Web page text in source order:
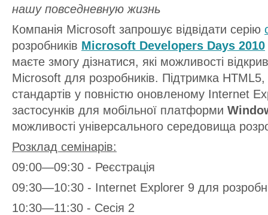
нашу повседневную жизнь
Компанія Microsoft запрошує відвідати серію
розробників Microsoft Developers Days 2010
маєте змогу дізнатися, які можливості
Microsoft для розробників. Підтримка
стандартів у повністю оновленому Internet
застосунків для мобільної платформи
можливості універсального середовища
Розклад семінарів:
09:00—09:30 - Реєстрація
09:30—10:30 - Internet Explorer 9 для
10:30—11:30 - Сесія 2